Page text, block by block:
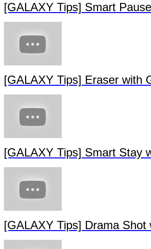
[GALAXY Tips] Smart Pause with
[GALAXY Tips] Eraser with
[GALAXY Tips] Smart Stay with
[GALAXY Tips] Drama Shot with